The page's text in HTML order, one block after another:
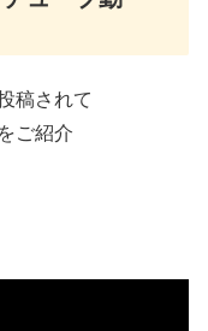
稿されて
ご紹介